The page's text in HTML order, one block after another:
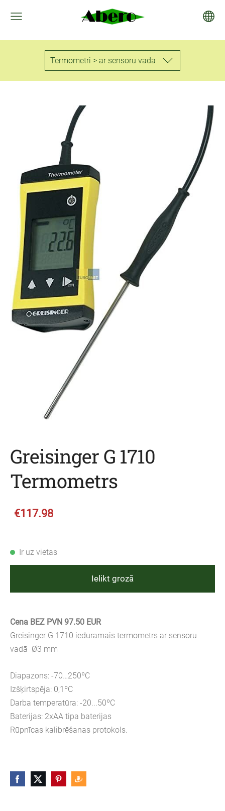
Termometri > ar sensoru vadā
Greisinger G 1710
Termometrs
€117.98
Ir uz vietas
Ielikt grozā
Cena BEZ PVN 97.50 EUR
Greisinger G 1710 ieduramais termometrs ar sensoru
vadā Ø3 mm
Diapazons: -70…250ºC
Izšķirtspēja: 0,1ºC
Darba temperatūra: -20...50ºC
Baterijas: 2xAA tipa baterijas
Rūpnīcas kalibrēšanas protokols.